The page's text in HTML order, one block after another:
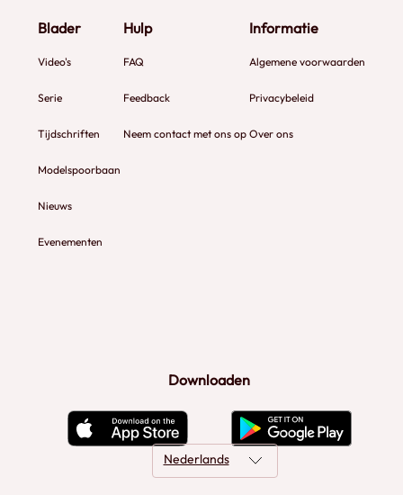
Blader
Video's
Serie
Tijdschriften
Modelspoorbaan
Nieuws
Evenementen
Hulp
FAQ
Feedback
Neem contact met ons op
Informatie
Algemene voorwaarden
Privacybeleid
Over ons
Downloaden
Nederlands